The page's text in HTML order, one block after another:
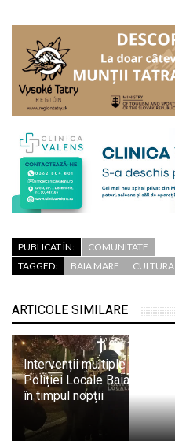
PUBLICAT ÎN:
COMUNITATE
TAGGED:
BAIA MARE CULTURA
ARTICOLE SIMILARE
Intervenții multiple ale
Poliției Locale Baia Mare
în timpul nopții